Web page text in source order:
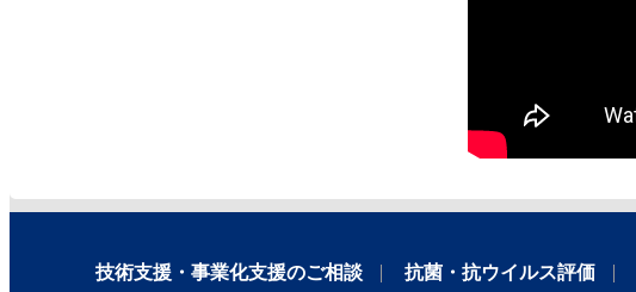
技術支援・事業化支援のご相談 抗菌・抗ウイルス評価